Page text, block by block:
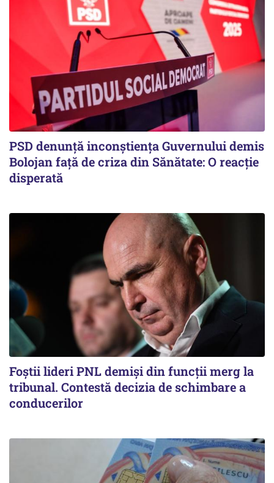
PSD denunță inconștiența Guvernului demis
Bolojan față de criza din Sănătate: O reacție
disperată
Foștii lideri PNL demiși din funcții merg la
tribunal. Contestă decizia de schimbare a
conducerilor